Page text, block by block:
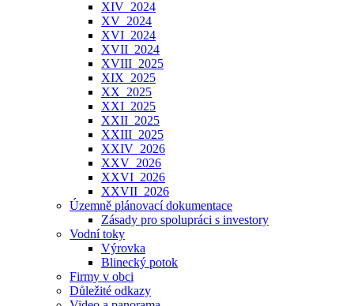
XIV_2024
XV_2024
XVI_2024
XVII_2024
XVIII_2025
XIX_2025
XX_2025
XXI_2025
XXII_2025
XXIII_2025
XXIV_2026
XXV_2026
XXVI_2026
XXVII_2026
Územně plánovací dokumentace
Zásady pro spolupráci s investory
Vodní toky
Výrovka
Blinecký potok
Firmy v obci
Důležité odkazy